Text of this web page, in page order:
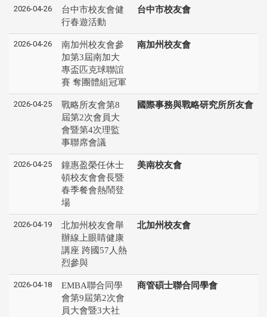
2026-04-26
台中市校友會健
行春遊活動
台中市校友會
2026-04-26
南加州校友會參
加第3屆南加大
專盃匹克球聯誼
賽 奪團體組冠軍
南加州校友會
2026-04-25
戰略所友會第8
屆第2次會員大
會暨第4次理監
事聯席會議
國際事務與戰略研究所所友會
2026-04-25
鐘惠盈榮任休士
頓校友會會長暨
春季餐會熱鬧登
場
美南校友會
2026-04-19
北加州校友會舉
辦線上眼睛健康
講座 跨國57人熱
烈參與
北加州校友會
2026-04-18
EMBA聯合同學
會第9屆第2次會
員大會暨3大社
商管碩士聯合同學會